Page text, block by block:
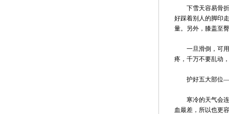
下雪天容易骨折
好踩着别人的脚印
量。另外，膝盖至
一旦滑倒，可用
疼，千万不要乱动
护好五大部位――
寒冷的天气会连
血最差，所以也更